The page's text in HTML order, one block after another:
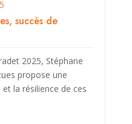
succès de
2025, Stéphane
propose une
la résilience de ces